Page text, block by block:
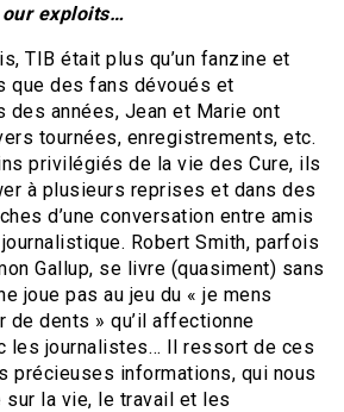
exploits…
TIB était plus qu’un fanzine et
que des fans dévoués et
des années, Jean et Marie ont
tournées, enregistrements, etc.
privilégiés de la vie des Cure, ils
à plusieurs reprises et dans des
d’une conversation entre amis
journalistique. Robert Smith, parfois
Gallup, se livre (quasiment) sans
joue pas au jeu du « je mens
de dents » qu’il affectionne
les journalistes… Il ressort de ces
précieuses informations, qui nous
sur la vie, le travail et les